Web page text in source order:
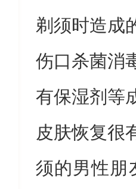
剃须时造成
伤口杀菌消
有保湿剂等
皮肤恢复很
须的男性朋